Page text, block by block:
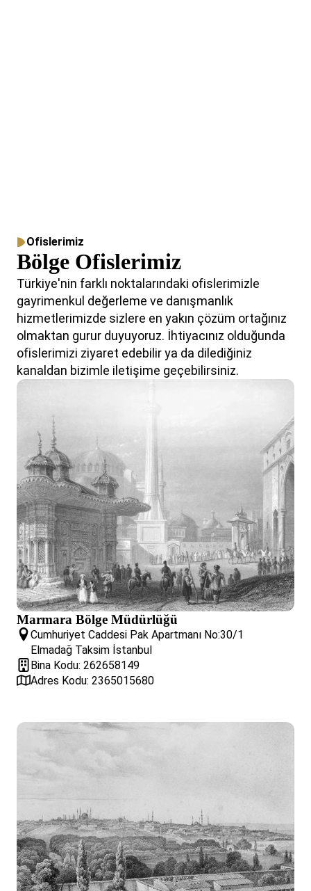
Ofislerimiz
Bölge Ofislerimiz
Türkiye'nin farklı noktalarındaki ofislerimizle
gayrimenkul değerleme ve danışmanlık
hizmetlerimizde sizlere en yakın çözüm ortağınız
olmaktan gurur duyuyoruz. İhtiyacınız olduğunda
ofislerimizi ziyaret edebilir ya da dilediğiniz
kanaldan bizimle iletişime geçebilirsiniz.
Marmara Bölge Müdürlüğü
Cumhuriyet Caddesi Pak Apartmanı No:30/1
Elmadağ Taksim İstanbul
Bina Kodu: 262658149
Adres Kodu: 2365015680